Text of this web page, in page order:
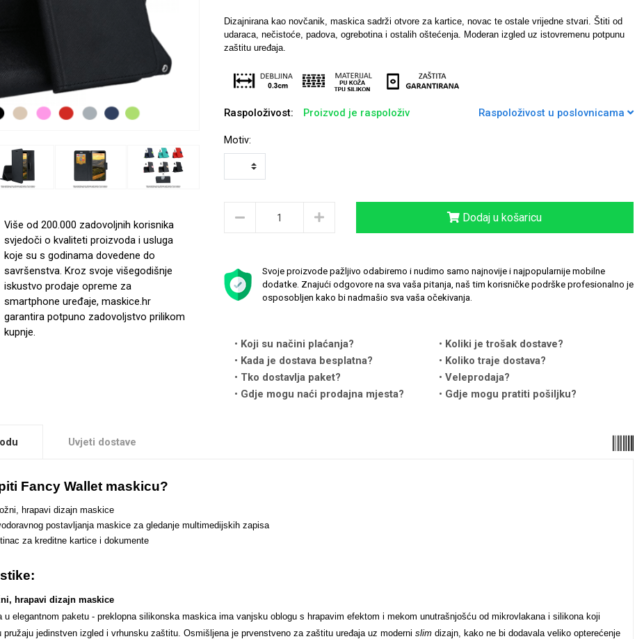
Više od 200.000 zadovoljnih korisnika
svjedoči o kvaliteti proizvoda i usluga
koje su s godinama dovedene do
savršenstva. Kroz svoje višegodišnje
iskustvo prodaje opreme za
smartphone uređaje, maskice.hr
garantira potpuno zadovoljstvo prilikom
kupnje.
Dizajnirana kao novčanik, maskica sadrži otvore za kartice, novac te ostale vrijedne stvari. Štiti od
udaraca, nečistoće, padova, ogrebotina i ostalih oštećenja. Moderan izgled uz istovremenu potpunu
zaštitu uređaja.
Raspoloživost: Proizvod je raspoloživ Raspoloživost u poslovnicama
Motiv:
Dodaj u košaricu
Svoje proizvode pažljivo odabiremo i nudimo samo najnovije i najpopularnije mobilne
dodatke. Znajući odgovore na sva vaša pitanja, naš tim korisničke podrške profesionalno je
osposobljen kako bi nadmašio sva vaša očekivanja.
Koji su načini plaćanja?
Koliki je trošak dostave?
Kada je dostava besplatna?
Koliko traje dostava?
Tko dostavlja paket?
Veleprodaja?
Gdje mogu naći prodajna mjesta?
Gdje mogu pratiti pošiljku?
Uvjeti dostave
Fancy Wallet maskicu?
hrapavi dizajn maskice
postavljanja maskice za gledanje multimedijskih zapisa
za kreditne kartice i dokumente
hrapavi dizajn maskice
u elegantnom paketu - preklopna silikonska maskica ima vanjsku oblogu s hrapavim efektom i mekom unutrašnjošću od mikrovlakana i silikona koji
pružaju jedinstven izgled i vrhunsku zaštitu. Osmišljena je prvenstveno za zaštitu uređaja uz moderni slimdizajn, kako ne bi dodavala veliko opterećenje